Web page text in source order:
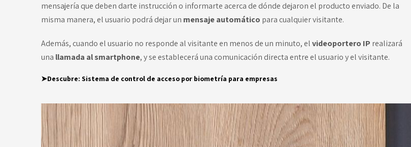
mensajería que deben darte instrucción o informarte acerca de dónde dejaron el producto enviado. De la
misma manera, el usuario podrá dejar un mensaje automático para cualquier visitante.
Además, cuando el usuario no responde al visitante en menos de un minuto, elvideoportero IP realizará
una llamada al smartphone, y se establecerá una comunicación directa entre el usuario y el visitante.
➤Descubre: Sistema de control de acceso por biometría para empresas